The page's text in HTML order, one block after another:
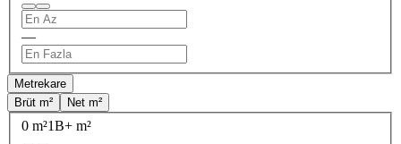
—
Metrekare
Brüt m²
Net m²
0 m²1B+ m²